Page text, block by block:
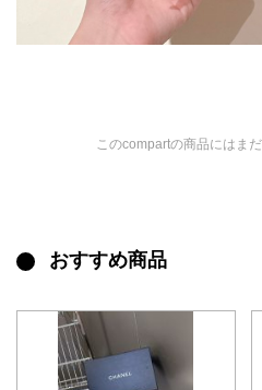
このcompartの商品にはま
おすすめ商品